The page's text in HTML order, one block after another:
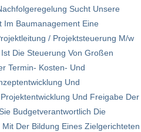
Sucht Unsere
Im Baumanagement Eine
/ Projektsteuerung M/w
Die Steuerung Von Großen
Termin- Kosten- Und
Und
Und Freigabe Der
Budgetverantwortlich Die
Der Bildung Eines Zielgerichteten